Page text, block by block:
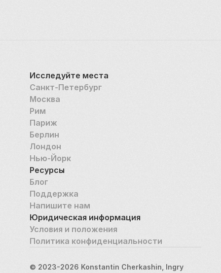
создателей уникальной и известной во всём мире
швейной машинки, расположил свои стеллажи
Дом Книги. Начиная с 1922 года, в этом здании
сосредоточилась практически вся книжная
торговля Санкт-Петербурга. Даже во время
блокады Ленинграда под грохотом вражеской
канонады знаменитый книжный магазин
продолжал работать, даря людям разумное,
доброе, вечное.
Исследуйте места
Санкт-Петербург
Москва
Рим
Париж
Берлин
Лондон
Нью-Йорк
Ресурсы
Блог
Поддержка
Напишите нам
Юридическая информация
Условия и положения
Политика конфиденциальности
© 2023-2026 Konstantin Cherkashin, Ingry